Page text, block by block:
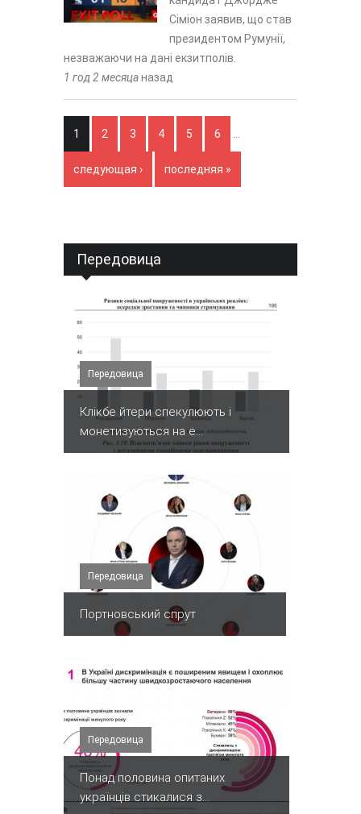
Сіміон заявив, що став
президентом Румунії,
незважаючи на дані екзитполів.
1 год 2 месяцаназад
Страницы
1 2 3 4 5 6
следующая › последняя »
Передовица
Передовица
Клікбе йтери спекулюють і
монетизуються на е...
Передовица
Портновський спрут
Передовица
Понад половина опитаних
українців стикалися з...